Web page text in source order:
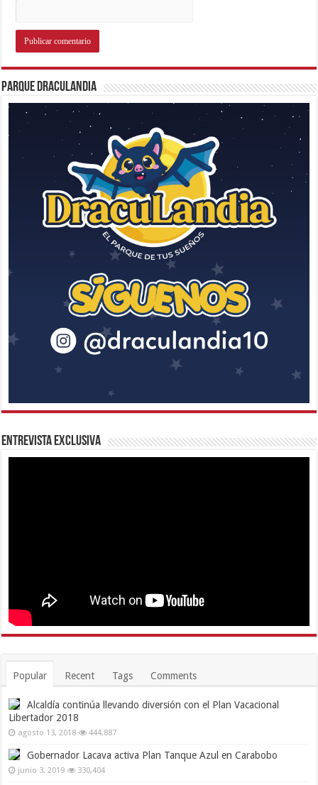
Parque Draculandia
Entrevista Exclusiva
Popular Recent Tags Comments
Alcaldía continúa llevando diversión con el Plan Vacacional
Libertador 2018
agosto 13, 2018 444,887
Gobernador Lacava activa Plan Tanque Azul en Carabobo
junio 3, 2019 330,404